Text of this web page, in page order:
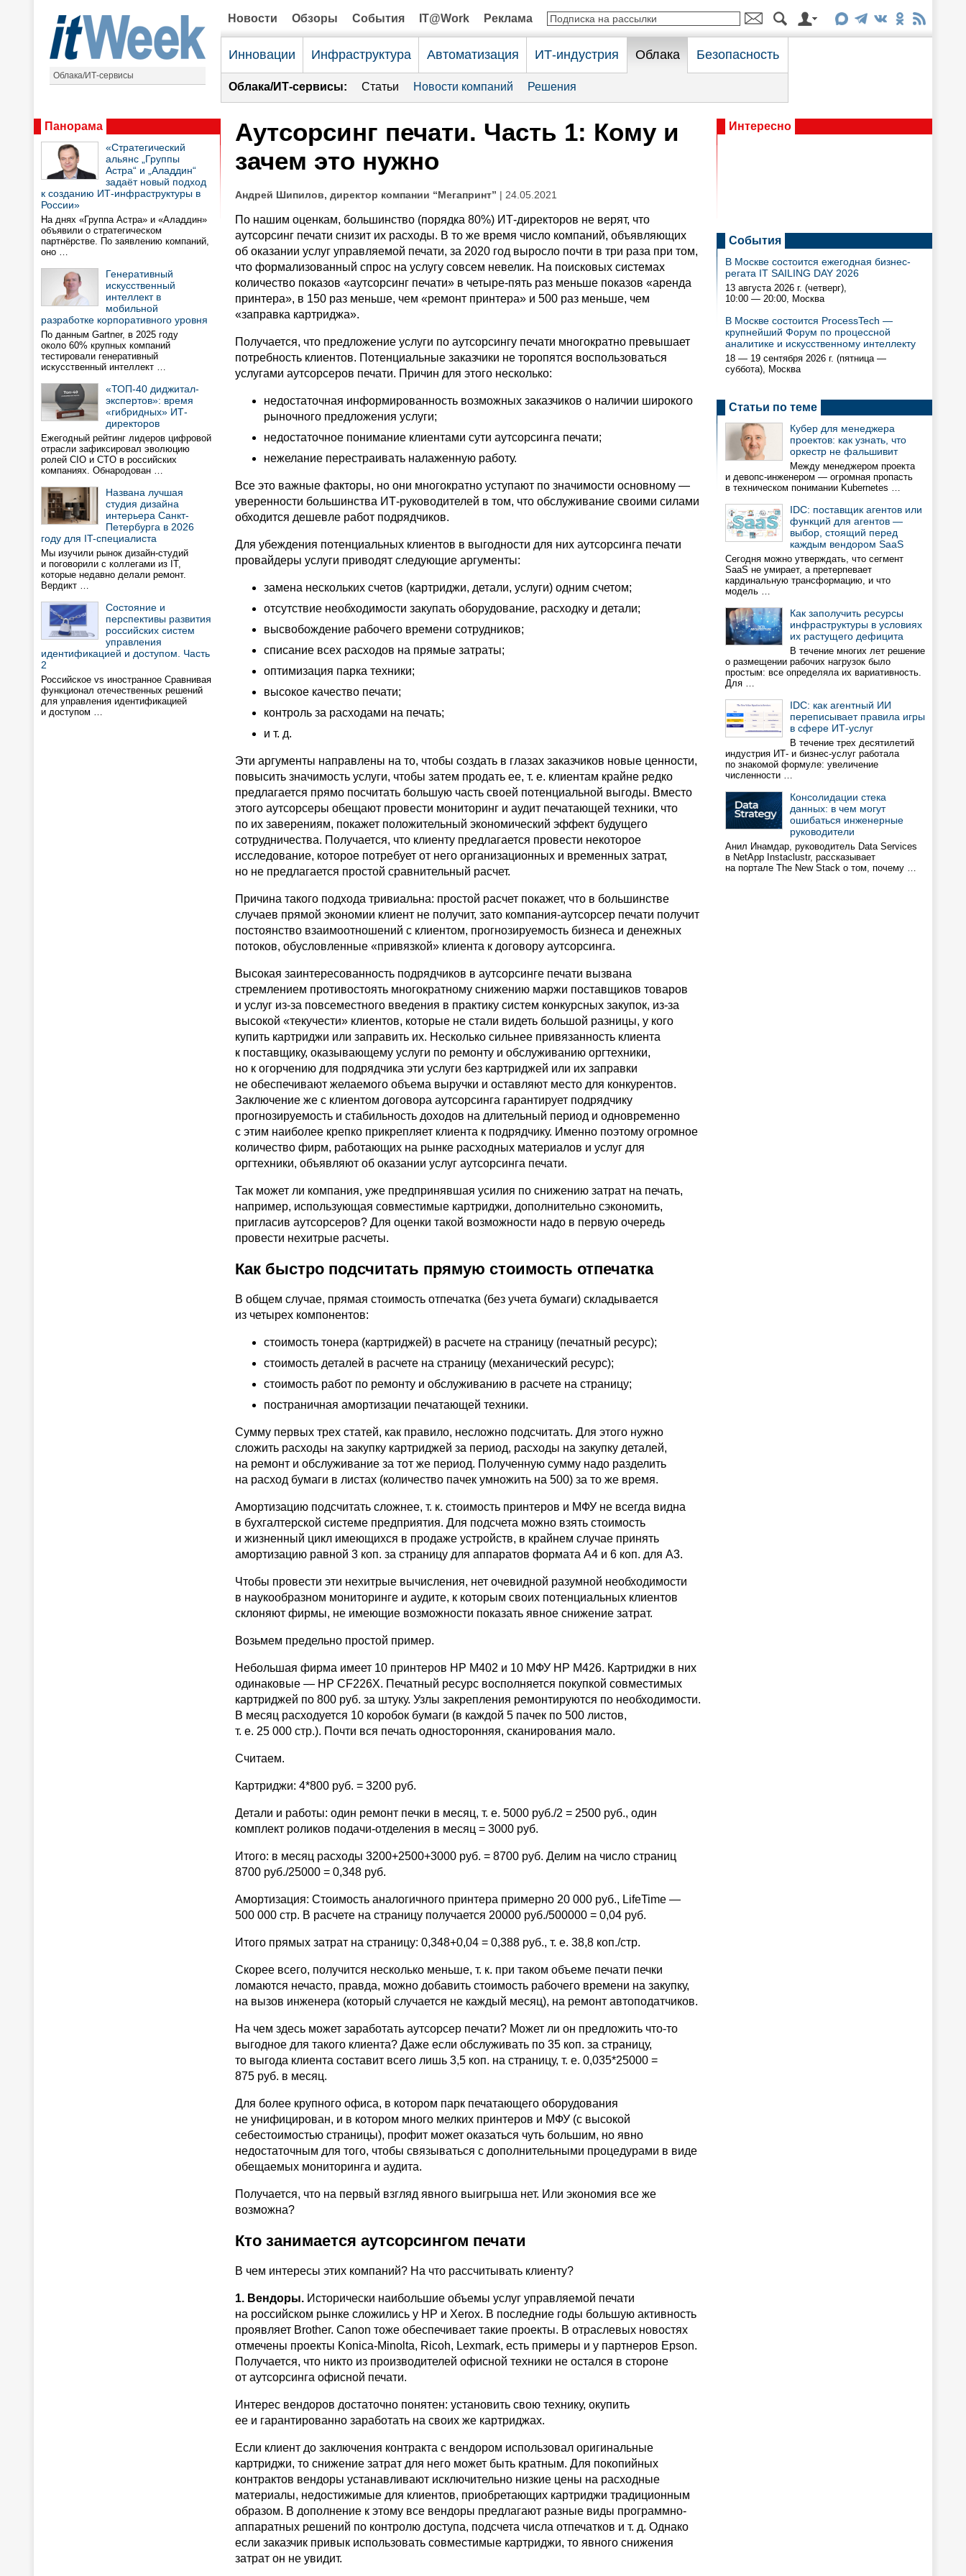
Облака/ИТ-сервисы
Новости Обзоры События IT@Work Реклама
Инновации Инфраструктура Автоматизация ИТ-индустрия Облака Безопасность
Облака/ИТ-сервисы: Статьи Новости компаний Решения
Панорама
«Стратегический
альянс „Группы
Астра“ и „Аладдин“
задаёт новый подход
к созданию ИТ-инфраструктуры в
России»
На днях «Группа Астра» и «Аладдин»
объявили о стратегическом
партнёрстве. По заявлению компаний,
оно …
Генеративный
искусственный
интеллект в
мобильной
разработке корпоративного уровня
По данным Gartner, в 2025 году
около 60% крупных компаний
тестировали генеративный
искусственный интеллект …
«ТОП-40 диджитал-
экспертов»: время
«гибридных» ИТ-
директоров
Ежегодный рейтинг лидеров цифровой
отрасли зафиксировал эволюцию
ролей CIO и CTO в российских
компаниях. Обнародован …
Названа лучшая
студия дизайна
интерьера Санкт-
Петербурга в 2026
году для IT-специалиста
Мы изучили рынок дизайн-студий
и поговорили с коллегами из IT,
которые недавно делали ремонт.
Вердикт …
Состояние и
перспективы развития
российских систем
управления
идентификацией и доступом. Часть
2
Российское vs иностранное Сравнивая
функционал отечественных решений
для управления идентификацией
и доступом …
Аутсорсинг печати. Часть 1: Кому и
зачем это нужно
Андрей Шипилов, директор компании “Мегапринт” | 24.05.2021
По нашим оценкам, большинство (порядка 80%) ИТ-директоров не верят, что
аутсорсинг печати снизит их расходы. В то же время число компаний, объявляющих
об оказании услуг управляемой печати, за 2020 год выросло почти в три раза при том,
что формализованный спрос на услугу совсем невелик. На поисковых системах
количество показов «аутсорсинг печати» в четыре-пять раз меньше показов «аренда
принтера», в 150 раз меньше, чем «ремонт принтера» и 500 раз меньше, чем
«заправка картриджа».
Получается, что предложение услуги по аутсорсингу печати многократно превышает
потребность клиентов. Потенциальные заказчики не торопятся воспользоваться
услугами аутсорсеров печати. Причин для этого несколько:
недостаточная информированность возможных заказчиков о наличии широкого
рыночного предложения услуги;
недостаточное понимание клиентами сути аутсорсинга печати;
нежелание перестраивать налаженную работу.
Все это важные факторы, но они многократно уступают по значимости основному —
уверенности большинства ИТ-руководителей в том, что обслуживание своими силами
обходится дешевле работ подрядчиков.
Для убеждения потенциальных клиентов в выгодности для них аутсорсинга печати
провайдеры услуги приводят следующие аргументы:
замена нескольких счетов (картриджи, детали, услуги) одним счетом;
отсутствие необходимости закупать оборудование, расходку и детали;
высвобождение рабочего времени сотрудников;
списание всех расходов на прямые затраты;
оптимизация парка техники;
высокое качество печати;
контроль за расходами на печать;
и т. д.
Эти аргументы направлены на то, чтобы создать в глазах заказчиков новые ценности,
повысить значимость услуги, чтобы затем продать ее, т. е. клиентам крайне редко
предлагается прямо посчитать большую часть своей потенциальной выгоды. Вместо
этого аутсорсеры обещают провести мониторинг и аудит печатающей техники, что
по их заверениям, покажет положительный экономический эффект будущего
сотрудничества. Получается, что клиенту предлагается провести некоторое
исследование, которое потребует от него организационных и временных затрат,
но не предлагается простой сравнительный расчет.
Причина такого подхода тривиальна: простой расчет покажет, что в большинстве
случаев прямой экономии клиент не получит, зато компания-аутсорсер печати получит
постоянство взаимоотношений с клиентом, прогнозируемость бизнеса и денежных
потоков, обусловленные «привязкой» клиента к договору аутсорсинга.
Высокая заинтересованность подрядчиков в аутсорсинге печати вызвана
стремлением противостоять многократному снижению маржи поставщиков товаров
и услуг из-за повсеместного введения в практику систем конкурсных закупок, из-за
высокой «текучести» клиентов, которые не стали видеть большой разницы, у кого
купить картриджи или заправить их. Несколько сильнее привязанность клиента
к поставщику, оказывающему услуги по ремонту и обслуживанию оргтехники,
но к огорчению для подрядчика эти услуги без картриджей или их заправки
не обеспечивают желаемого объема выручки и оставляют место для конкурентов.
Заключение же с клиентом договора аутсорсинга гарантирует подрядчику
прогнозируемость и стабильность доходов на длительный период и одновременно
с этим наиболее крепко прикрепляет клиента к подрядчику. Именно поэтому огромное
количество фирм, работающих на рынке расходных материалов и услуг для
оргтехники, объявляют об оказании услуг аутсорсинга печати.
Так может ли компания, уже предпринявшая усилия по снижению затрат на печать,
например, использующая совместимые картриджи, дополнительно сэкономить,
пригласив аутсорсеров? Для оценки такой возможности надо в первую очередь
провести нехитрые расчеты.
Как быстро подсчитать прямую стоимость отпечатка
В общем случае, прямая стоимость отпечатка (без учета бумаги) складывается
из четырех компонентов:
стоимость тонера (картриджей) в расчете на страницу (печатный ресурс);
стоимость деталей в расчете на страницу (механический ресурс);
стоимость работ по ремонту и обслуживанию в расчете на страницу;
постраничная амортизации печатающей техники.
Сумму первых трех статей, как правило, несложно подсчитать. Для этого нужно
сложить расходы на закупку картриджей за период, расходы на закупку деталей,
на ремонт и обслуживание за тот же период. Полученную сумму надо разделить
на расход бумаги в листах (количество пачек умножить на 500) за то же время.
Амортизацию подсчитать сложнее, т. к. стоимость принтеров и МФУ не всегда видна
в бухгалтерской системе предприятия. Для подсчета можно взять стоимость
и жизненный цикл имеющихся в продаже устройств, в крайнем случае принять
амортизацию равной 3 коп. за страницу для аппаратов формата А4 и 6 коп. для А3.
Чтобы провести эти нехитрые вычисления, нет очевидной разумной необходимости
в наукообразном мониторинге и аудите, к которым своих потенциальных клиентов
склоняют фирмы, не имеющие возможности показать явное снижение затрат.
Возьмем предельно простой пример.
Небольшая фирма имеет 10 принтеров HP M402 и 10 МФУ HP M426. Картриджи в них
одинаковые — HP CF226X. Печатный ресурс восполняется покупкой совместимых
картриджей по 800 руб. за штуку. Узлы закрепления ремонтируются по необходимости.
В месяц расходуется 10 коробок бумаги (в каждой 5 пачек по 500 листов,
т. е. 25 000 стр.). Почти вся печать односторонняя, сканирования мало.
Считаем.
Картриджи: 4*800 руб. = 3200 руб.
Детали и работы: один ремонт печки в месяц, т. е. 5000 руб./2 = 2500 руб., один
комплект роликов подачи-отделения в месяц = 3000 руб.
Итого: в месяц расходы 3200+2500+3000 руб. = 8700 руб. Делим на число страниц
8700 руб./25000 = 0,348 руб.
Амортизация: Стоимость аналогичного принтера примерно 20 000 руб., LifeTime —
500 000 стр. В расчете на страницу получается 20000 руб./500000 = 0,04 руб.
Итого прямых затрат на страницу: 0,348+0,04 = 0,388 руб., т. е. 38,8 коп./стр.
Скорее всего, получится несколько меньше, т. к. при таком объеме печати печки
ломаются нечасто, правда, можно добавить стоимость рабочего времени на закупку,
на вызов инженера (который случается не каждый месяц), на ремонт автоподатчиков.
На чем здесь может заработать аутсорсер печати? Может ли он предложить что-то
выгодное для такого клиента? Даже если обслуживать по 35 коп. за страницу,
то выгода клиента составит всего лишь 3,5 коп. на страницу, т. е. 0,035*25000 =
875 руб. в месяц.
Для более крупного офиса, в котором парк печатающего оборудования
не унифицирован, и в котором много мелких принтеров и МФУ (с высокой
себестоимостью страницы), профит может оказаться чуть большим, но явно
недостаточным для того, чтобы связываться с дополнительными процедурами в виде
обещаемых мониторинга и аудита.
Получается, что на первый взгляд явного выигрыша нет. Или экономия все же
возможна?
Кто занимается аутсорсингом печати
В чем интересы этих компаний? На что рассчитывать клиенту?
1. Вендоры. Исторически наибольшие объемы услуг управляемой печати
на российском рынке сложились у HP и Xerox. В последние годы большую активность
проявляет Brother. Сanon тоже обеспечивает такие проекты. В отраслевых новостях
отмечены проекты Konica-Minolta, Ricoh, Lexmark, есть примеры и у партнеров Epson.
Получается, что никто из производителей офисной техники не остался в стороне
от аутсорсинга офисной печати.
Интерес вендоров достаточно понятен: установить свою технику, окупить
ее и гарантированно заработать на своих же картриджах.
Если клиент до заключения контракта с вендором использовал оригинальные
картриджи, то снижение затрат для него может быть кратным. Для покопийных
контрактов вендоры устанавливают исключительно низкие цены на расходные
материалы, недостижимые для клиентов, приобретающих картриджи традиционным
образом. В дополнение к этому все вендоры предлагают разные виды программно-
аппаратных решений по контролю доступа, подсчета числа отпечатков и т. д. Однако
если заказчик привык использовать совместимые картриджи, то явного снижения
затрат он не увидит.
Интересно
События
В Москве состоится ежегодная бизнес-
регата IT SAILING DAY 2026
13 августа 2026 г. (четверг),
10:00 — 20:00, Москва
В Москве состоится ProcessTech —
крупнейший Форум по процессной
аналитике и искусственному интеллекту
18 — 19 сентября 2026 г. (пятница —
суббота), Москва
Статьи по теме
Кубер для менеджера
проектов: как узнать, что
оркестр не фальшивит
Между менеджером проекта
и девопс-инженером — огромная пропасть
в техническом понимании Kubernetes …
IDC: поставщик агентов или
функций для агентов —
выбор, стоящий перед
каждым вендором SaaS
Сегодня можно утверждать, что сегмент
SaaS не умирает, а претерпевает
кардинальную трансформацию, и что
модель …
Как заполучить ресурсы
инфраструктуры в условиях
их растущего дефицита
В течение многих лет решение
о размещении рабочих нагрузок было
простым: все определяла их вариативность.
Для …
IDC: как агентный ИИ
переписывает правила игры
в сфере ИТ-услуг
В течение трех десятилетий
индустрия ИТ- и бизнес-услуг работала
по знакомой формуле: увеличение
численности …
Консолидации стека
данных: в чем могут
ошибаться инженерные
руководители
Анил Инамдар, руководитель Data Services
в NetApp Instaclustr, рассказывает
на портале The New Stack о том, почему …